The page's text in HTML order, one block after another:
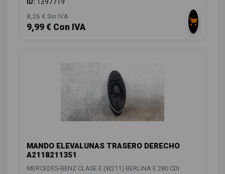
ID: 1397719
8,26 € Sin IVA
9,99 € Con IVA
MANDO ELEVALUNAS TRASERO DERECHO
A2118211351
MERCEDES-BENZ CLASE E (W211) BERLINA E 280 CDI